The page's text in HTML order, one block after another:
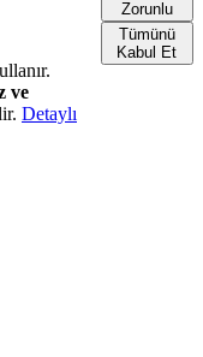
ve
Detaylı
Zorunlu
Tümünü
Kabul Et